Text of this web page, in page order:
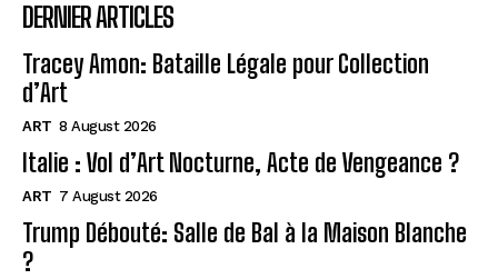
DERNIER ARTICLES
Tracey Amon: Bataille Légale pour Collection
d’Art
ART 8 August 2026
Italie : Vol d’Art Nocturne, Acte de Vengeance ?
ART 7 August 2026
Trump Débouté: Salle de Bal à la Maison Blanche
?